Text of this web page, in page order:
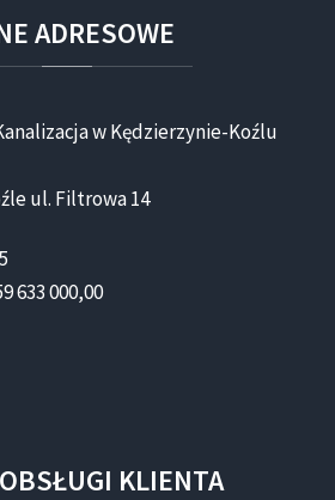
ADRESOWE
w Kędzierzynie-Koźlu
ul. Filtrowa 14
633 000,00
OBSŁUGI KLIENTA